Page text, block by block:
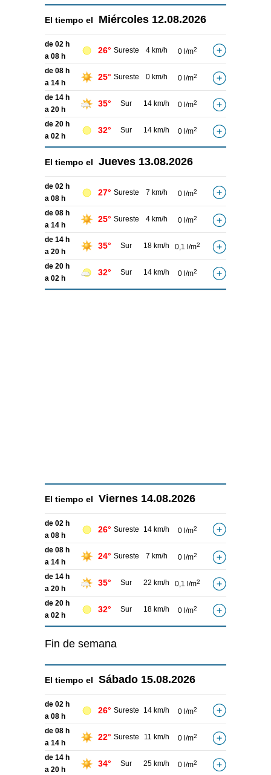
El tiempo el Miércoles 12.08.2026
de 02 h
a 08 h
26° Sureste 4 km/h 0 l/m2
de 08 h
a 14 h
25° Sureste 0 km/h 0 l/m2
de 14 h
a 20 h
35° Sur 14 km/h 0 l/m2
de 20 h
a 02 h
32° Sur 14 km/h 0 l/m2
El tiempo el Jueves 13.08.2026
de 02 h
a 08 h
27° Sureste 7 km/h 0 l/m2
de 08 h
a 14 h
25° Sureste 4 km/h 0 l/m2
de 14 h
a 20 h
35° Sur 18 km/h 0,1 l/m2
de 20 h
a 02 h
32° Sur 14 km/h 0 l/m2
El tiempo el Viernes 14.08.2026
de 02 h
a 08 h
26° Sureste 14 km/h 0 l/m2
de 08 h
a 14 h
24° Sureste 7 km/h 0 l/m2
de 14 h
a 20 h
35° Sur 22 km/h 0,1 l/m2
de 20 h
a 02 h
32° Sur 18 km/h 0 l/m2
Fin de semana
El tiempo el Sábado 15.08.2026
de 02 h
a 08 h
26° Sureste 14 km/h 0 l/m2
de 08 h
a 14 h
22° Sureste 11 km/h 0 l/m2
de 14 h
a 20 h
34° Sur 25 km/h 0 l/m2